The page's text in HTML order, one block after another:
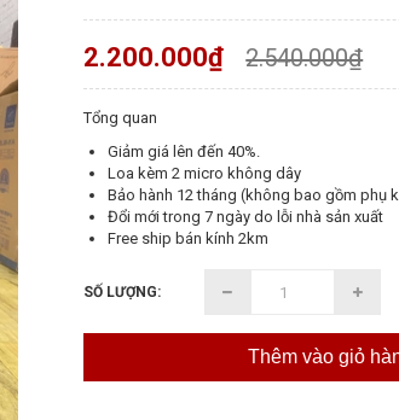
2.200.000₫ 2.540.000₫
Tổng quan
Giảm giá lên đến 40%.
Loa kèm 2 micro không dây
Bảo hành 12 tháng (không bao gồm phụ
Đổi mới trong 7 ngày do lỗi nhà sản xuất
Free ship bán kính 2km
SỐ LƯỢNG:
Thêm vào giỏ